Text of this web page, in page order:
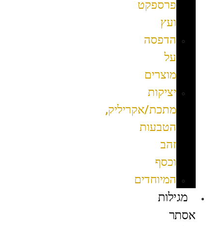
פרספקט
ועץ
הדפסה
על
מוצרים
יציקות
מתכת/אקריליק,
הטבעות
זהב
וכסף
המיוחדים
מגילות
אסתר